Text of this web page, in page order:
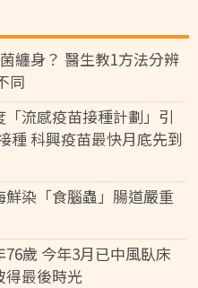
纏身？ 醫生教1方法分辨
同
流感疫苗接種計劃」引
種 科興疫苗最快月底先到
染「食腦蟲」腸道嚴重
歲 今年3月已中風臥床
得最後時光